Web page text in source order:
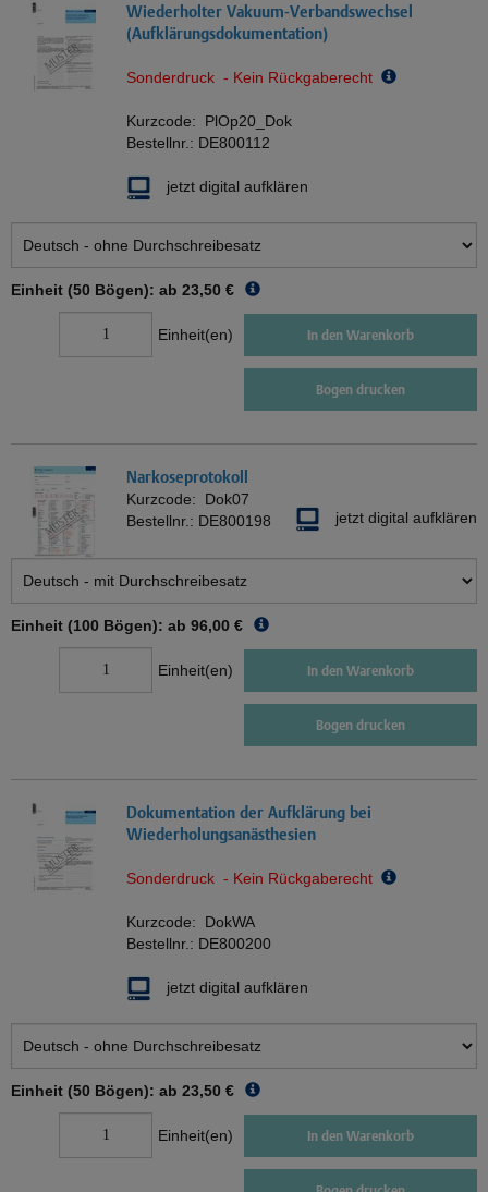
Wiederholter Vakuum-Verbandswechsel
(Aufklärungsdokumentation)
Sonderdruck - Kein Rückgaberecht
Kurzcode: PlOp20_Dok
Bestellnr.: DE800112
jetzt digital aufklären
Einheit (50 Bögen): ab 23,50 €
Einheit(en) In den Warenkorb
Bogen drucken
Narkoseprotokoll
Kurzcode: Dok07
Bestellnr.: DE800198 jetzt digital aufklären
Einheit (100 Bögen): ab 96,00 €
Einheit(en) In den Warenkorb
Bogen drucken
Dokumentation der Aufklärung bei
Wiederholungsanästhesien
Sonderdruck - Kein Rückgaberecht
Kurzcode: DokWA
Bestellnr.: DE800200
jetzt digital aufklären
Einheit (50 Bögen): ab 23,50 €
Einheit(en) In den Warenkorb